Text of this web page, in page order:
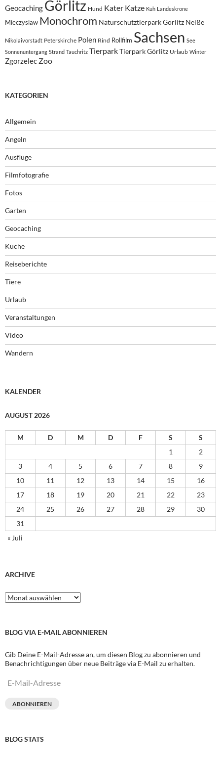
Geocaching Görlitz Hund Kater Katze Kuh Landeskrone
Mieczyslaw Monochrom Naturschutztierpark Görlitz Neiße
Nikolaivorstadt Peterskirche Polen Rind Rollfilm Sachsen See
Sonnenuntergang Strand Tauchritz TierparkTierpark Görlitz Urlaub Winter
Zgorzelec Zoo
KATEGORIEN
Allgemein
Angeln
Ausflüge
Filmfotografie
Fotos
Garten
Geocaching
Küche
Reiseberichte
Tiere
Urlaub
Veranstaltungen
Video
Wandern
KALENDER
AUGUST 2026
M D M D F S
S
1
2
3
4 5 6 7 8
9
10
11 12 13 14 15
16
17
18 19 20 21 22
23
24
25 26 27 28 29
30
31
« Juli
ARCHIVE
Archive
BLOG VIA E-MAIL ABONNIEREN
Gib Deine E-Mail-Adresse an, um diesen Blog zu abonnieren und
Benachrichtigungen über neue Beiträge via E-Mail zu erhalten.
E-
ABONNIEREN
BLOG STATS